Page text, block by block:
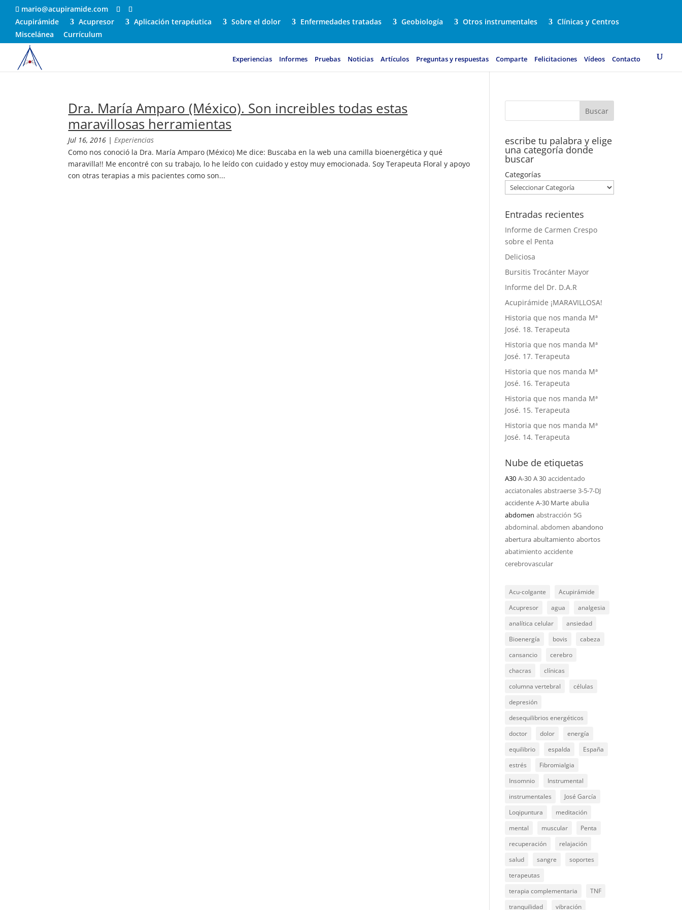
mario@acupiramide.com
Acupirámide
Acupresor Aplicación terapéutica Sobre el dolor Enfermedades tratadas Geobiología Otros instrumentales
Clínicas y Centros
Miscelánea
Currículum
Experiencias Informes Pruebas Noticias Artículos Preguntas y respuestas Comparte Felicitaciones Vídeos Contacto
Dra. María Amparo (México). Son increibles todas estas
maravillosas herramientas
Jul 16, 2016 |Experiencias
Como nos conoció la Dra. María Amparo (México) Me dice: Buscaba en la web una camilla bioenergética y qué
maravilla!! Me encontré con su trabajo, lo he leído con cuidado y estoy muy emocionada. Soy Terapeuta Floral y apoyo
con otras terapias a mis pacientes como son...
escribe tu palabra y elige
una categoría donde
buscar
Categorías
Entradas recientes
Informe de Carmen Crespo
sobre el Penta
Deliciosa
Bursitis Trocánter Mayor
Informe del Dr. D.A.R
Acupirámide ¡MARAVILLOSA!
Historia que nos manda Mª
José. 18. Terapeuta
Historia que nos manda Mª
José. 17. Terapeuta
Historia que nos manda Mª
José. 16. Terapeuta
Historia que nos manda Mª
José. 15. Terapeuta
Historia que nos manda Mª
José. 14. Terapeuta
Nube de etiquetas
A30 A-30 A 30 accidentado
acciatonales abstraerse 3-5-7-DJ
accidente A-30 Marte abulia
abdomen abstracción 5G
abdominal. abdomen abandono
abertura abultamiento abortos
abatimiento accidente
cerebrovascular
Acu-colgante
Acupirámide
Acupresor
agua
analgesia
analítica celular
ansiedad
Bioenergía
bovis
cabeza
cansancio
cerebro
chacras
clínicas
columna vertebral
células
depresión
desequilibrios energéticos
doctor
dolor
energía
equilibrio
espalda
España
estrés
Fibromialgia
Insomnio
Instrumental
instrumentales
José García
Loqipuntura
meditación
mental
muscular
Penta
recuperación
relajación
salud
sangre
soportes
terapeutas
terapia complementaria
TNF
tranquilidad
vibración